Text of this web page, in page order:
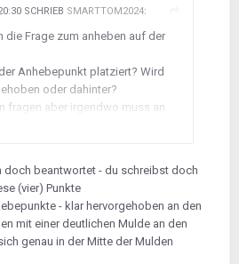
SCHRIEB SMARTTOM2024:
die Frage zum anheben auf der
Anhebepunkt platziert? Wird
oder dahinter?
fragen aber irgendwo muss an
doch beantwortet - du schreibst doch
(vier) Punkte
- klar hervorgehoben an den
mit einer deutlichen Mulde an den
genau in der Mitte der Mulden